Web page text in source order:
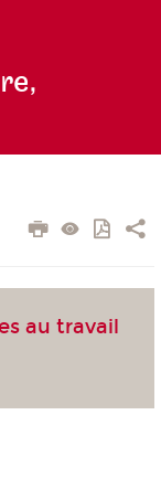
au travail